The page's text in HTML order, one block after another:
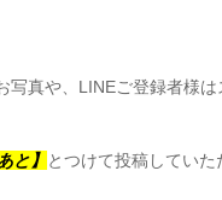
写真や、LINEご登録者様
と】 とつけて投稿してい